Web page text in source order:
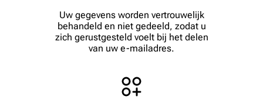
Uw gegevens worden vertrouwelijk
behandeld en niet gedeeld, zodat u
zich gerustgesteld voelt bij het delen
van uw e-mailadres.